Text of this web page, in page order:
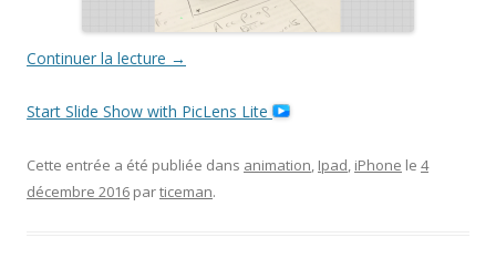
Continuer la lecture →
Start Slide Show with PicLens Lite
Cette entrée a été publiée dans animation, Ipad, iPhone le 4
décembre 2016 particeman.